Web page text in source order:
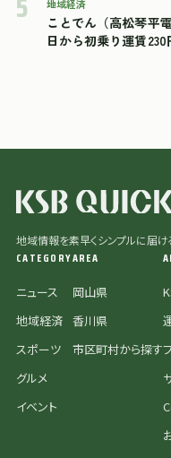
地域経済
ことでん（高松琴平
日から初乗り運賃
地域情報を素早くシンプルに届け
CATEGORY
ニュース
地域経済
スポーツ
グルメ
イベント
AREA
岡山県
香川県
市区町村から探す